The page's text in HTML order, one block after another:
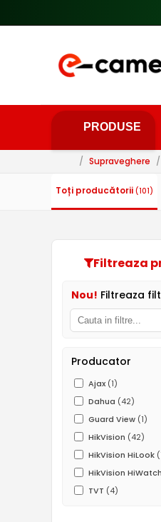
PRODUSE
/ Supraveghere /
Toți producătorii (101)
Filtreaza
Nou! Filtreaza
Producator
Ajax (1)
Dahua (42)
Guard View (1)
HikVision (42)
HikVision HiLook
HikVision HiWatch
TVT (4)